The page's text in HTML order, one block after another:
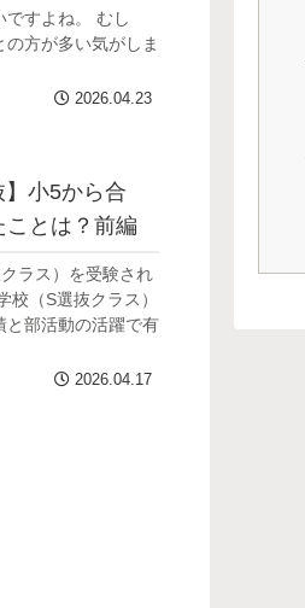
すよね。 むし
方が多い気がしま
2026.04.23
小5から合
とは？前編
ラス）を受験され
（S選抜クラス）
と部活動の活躍で有
2026.04.17